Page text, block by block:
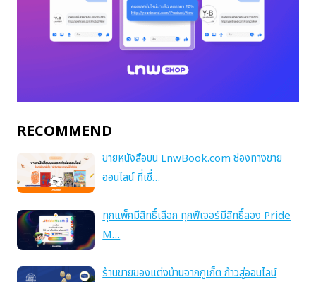
RECOMMEND
ขายหนังสือบน LnwBook.com ช่องทางขาย
ออนไลน์ ที่เชื่…
ทุกแพ็คมีสิทธิ์เลือก ทุกฟีเจอร์มีสิทธิ์ลอง Pride
M…
ร้านขายของแต่งบ้านจากภูเก็ต ก้าวสู่ออนไลน์